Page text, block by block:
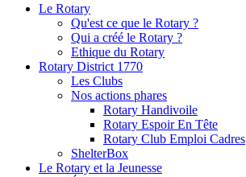
Le Rotary
Qu'est ce que le Rotary ?
Qui a créé le Rotary ?
Ethique du Rotary
Rotary District 1770
Les Clubs
Nos actions phares
Rotary Handivoile
Rotary Espoir En Tête
Rotary Club Emploi Cadres
ShelterBox
Le Rotary et la Jeunesse